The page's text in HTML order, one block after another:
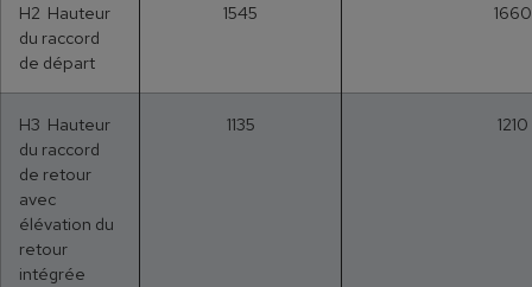
H2 Hauteur
du raccord
de départ
1545 1660
H3 Hauteur
du raccord
de retour
avec
élévation du
retour
intégrée
1135 1210